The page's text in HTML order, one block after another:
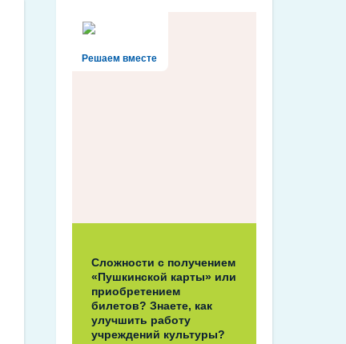
Решаем вместе
Сложности с получением
«Пушкинской карты» или
приобретением
билетов? Знаете, как
улучшить работу
учреждений культуры?